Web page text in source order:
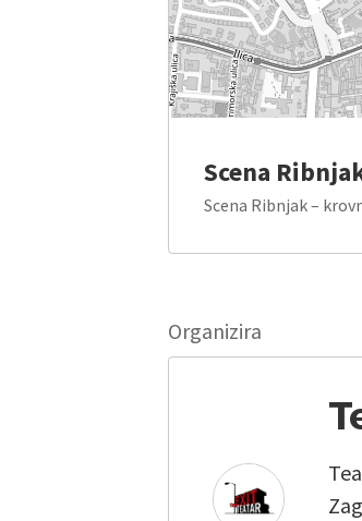
Scena
Scena Ribnjak –
Organizira